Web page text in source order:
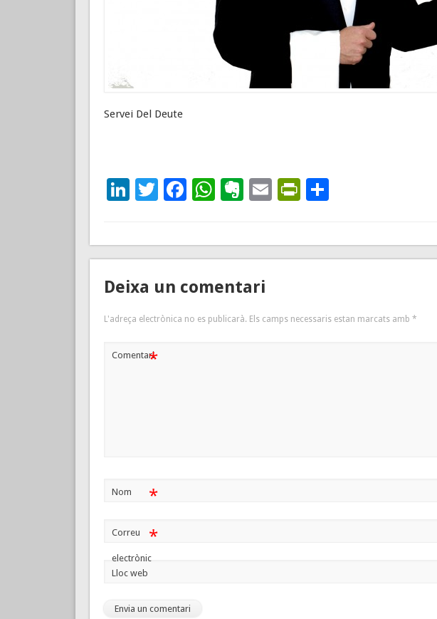
Servei Del Deute
LinkedIn
Twitter
Facebook
WhatsApp
Evernote
EmailPrintFriendly
Comparteix
Deixa un comentari
L'adreça electrònica no es publicarà. Els camps necessaris estan marcats amb *
Comentari*
Nom *
Correu
electrònic
*
Lloc web